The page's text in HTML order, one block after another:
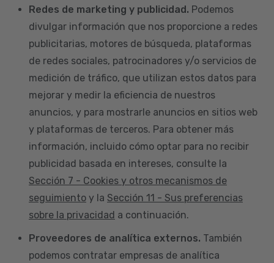
Redes de marketing y publicidad. Podemos
divulgar información que nos proporcione a redes
publicitarias, motores de búsqueda, plataformas
de redes sociales, patrocinadores y/o servicios de
medición de tráfico, que utilizan estos datos para
mejorar y medir la eficiencia de nuestros
anuncios, y para mostrarle anuncios en sitios web
y plataformas de terceros. Para obtener más
información, incluido cómo optar para no recibir
publicidad basada en intereses, consulte la
Sección 7 - Cookies y otros mecanismos de
seguimiento y la Sección 11 - Sus preferencias
sobre la privacidad a continuación.
Proveedores de analítica externos. También
podemos contratar empresas de analítica